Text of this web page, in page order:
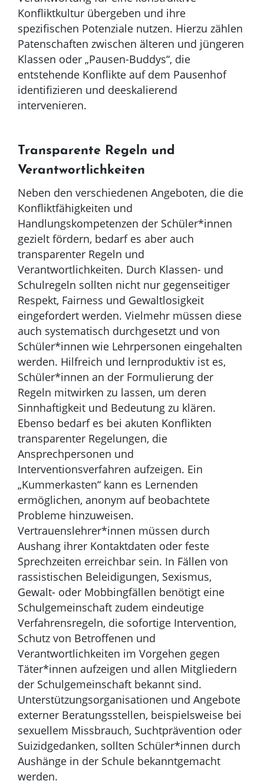
Konfliktkultur übergeben und ihre
spezifischen Potenziale nutzen. Hierzu zählen
Patenschaften zwischen älteren und jüngeren
Klassen oder „Pausen-Buddys“, die
entstehende Konflikte auf dem Pausenhof
identifizieren und deeskalierend
intervenieren.
Transparente Regeln und
Verantwortlichkeiten
Neben den verschiedenen Angeboten, die die
Konfliktfähigkeiten und
Handlungskompetenzen der Schüler*innen
gezielt fördern, bedarf es aber auch
transparenter Regeln und
Verantwortlichkeiten. Durch Klassen- und
Schulregeln sollten nicht nur gegenseitiger
Respekt, Fairness und Gewaltlosigkeit
eingefordert werden. Vielmehr müssen diese
auch systematisch durchgesetzt und von
Schüler*innen wie Lehrpersonen eingehalten
werden. Hilfreich und lernproduktiv ist es,
Schüler*innen an der Formulierung der
Regeln mitwirken zu lassen, um deren
Sinnhaftigkeit und Bedeutung zu klären.
Ebenso bedarf es bei akuten Konflikten
transparenter Regelungen, die
Ansprechpersonen und
Interventionsverfahren aufzeigen. Ein
„Kummerkasten“ kann es Lernenden
ermöglichen, anonym auf beobachtete
Probleme hinzuweisen.
Vertrauenslehrer*innen müssen durch
Aushang ihrer Kontaktdaten oder feste
Sprechzeiten erreichbar sein. In Fällen von
rassistischen Beleidigungen, Sexismus,
Gewalt- oder Mobbingfällen benötigt eine
Schulgemeinschaft zudem eindeutige
Verfahrensregeln, die sofortige Intervention,
Schutz von Betroffenen und
Verantwortlichkeiten im Vorgehen gegen
Täter*innen aufzeigen und allen Mitgliedern
der Schulgemeinschaft bekannt sind.
Unterstützungsorganisationen und Angebote
externer Beratungsstellen, beispielsweise bei
sexuellem Missbrauch, Suchtprävention oder
Suizidgedanken, sollten Schüler*innen durch
Aushänge in der Schule bekanntgemacht
werden.